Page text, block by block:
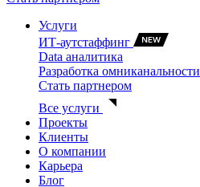
Услуги
ИТ-аутстаффинг
Data аналитика
Разработка омниканальности
Стать партнером
Все услуги
Проекты
Клиенты
О компании
Карьера
Блог